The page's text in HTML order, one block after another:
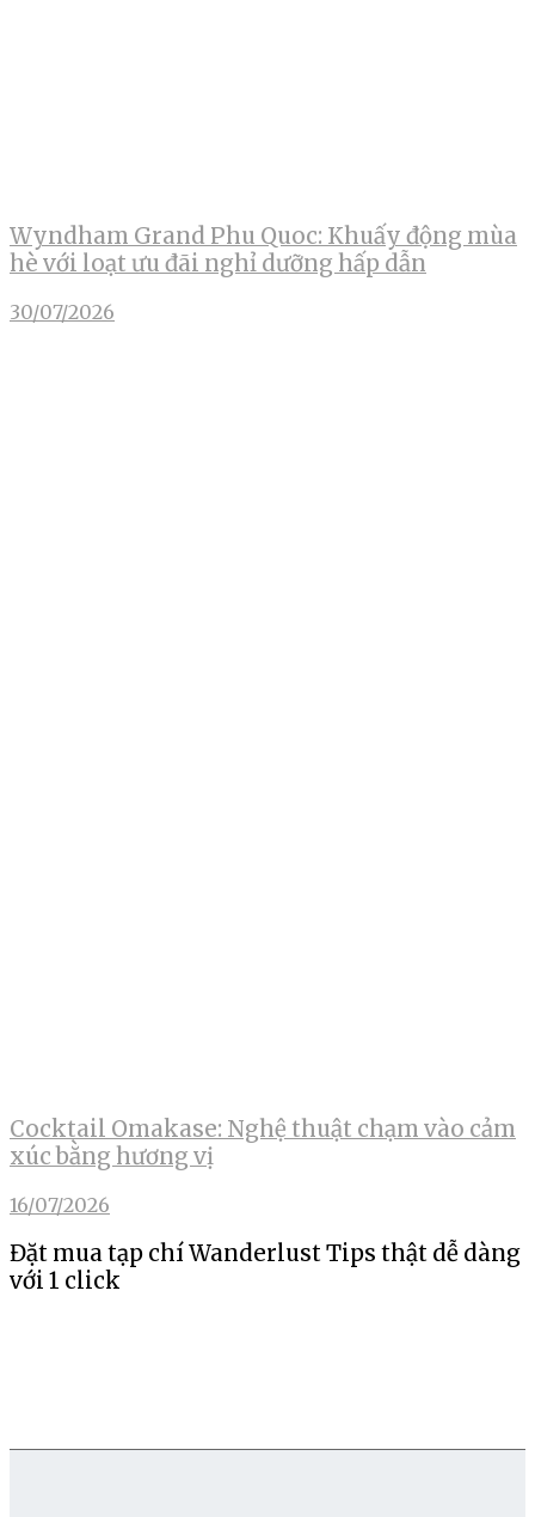
Wyndham Grand Phu Quoc: Khuấy động mùa
hè với loạt ưu đãi nghỉ dưỡng hấp dẫn
30/07/2026
Cocktail Omakase: Nghệ thuật chạm vào cảm
xúc bằng hương vị
16/07/2026
Đặt mua tạp chí Wanderlust Tips thật dễ dàng
với 1 click